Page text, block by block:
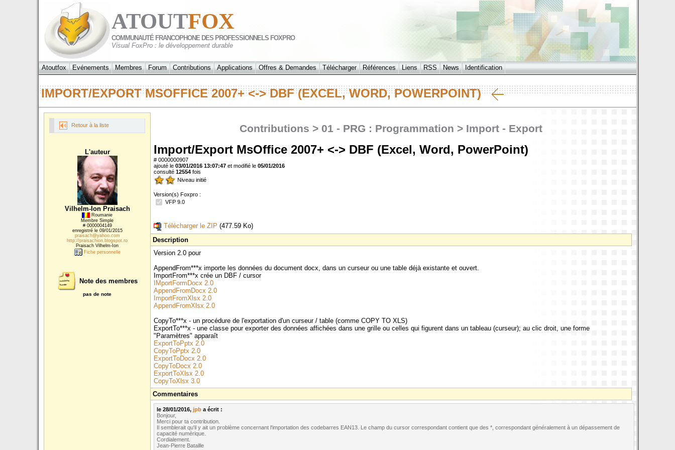
ATOUTFOX
COMMUNAUTÉ FRANCOPHONE DES PROFESSIONNELS FOXPRO
Visual FoxPro : le développement durable
Atoutfox Evénements Membres Forum Contributions Applications Offres & Demandes Télécharger Références Liens RSS News Identification
IMPORT/EXPORT MSOFFICE 2007+ <-> DBF (EXCEL, WORD, POWERPOINT)
Retour à la liste
L'auteur
Vilhelm-Ion Praisach
Roumanie
Membre Simple
# 0000004149
enregistré le 09/01/2015
praisach@yahoo.com
http://praisachion.blogspot.ro
Praisach Vilhelm-Ion
Fiche personnelle
Note des membres
pas de note
Contributions > 01 - PRG : Programmation > Import - Export
Import/Export MsOffice 2007+ <-> DBF (Excel, Word, PowerPoint)
# 0000000907
ajouté le 03/01/2016 13:07:47 et modifié le 05/01/2016
consulté 12554 fois
Niveau initié
Version(s) Foxpro :
VFP 9.0
Télécharger le ZIP (477.59 Ko)
Description
Version 2.0 pour
AppendFrom***x importe les données du document docx, dans un curseur ou une table déjà existante et ouvert.
ImportFrom***x crée un DBF / cursor
IMportFormDocx 2.0
AppendFromDocx 2.0
ImportFromXlsx 2.0
AppendFromXlsx 2.0
CopyTo***x - un procédure de l'exportation d'un curseur / table (comme COPY TO XLS)
ExportTo***x - une classe pour exporter des données affichées dans une grille ou celles qui figurent dans un tableau (curseur); au clic droit, une forme
"Paramètres" apparaît
ExportToPptx 2.0
CopyToPptx 2.0
ExportToDocx 2.0
CopyToDocx 2.0
ExportToXlsx 2.0
CopyToXlsx 3.0
Commentaires
le 28/01/2016, jpb a écrit :
Bonjour,
Merci pour ta contribution.
Il semblerait qu'il y ait un problème concernant l'importation des codebarres EAN13. Le champ du cursor correspondant contient que des *, correspondant généralement à un dépassement de
capacité numérique.
Cordialement.
Jean-Pierre Bataille